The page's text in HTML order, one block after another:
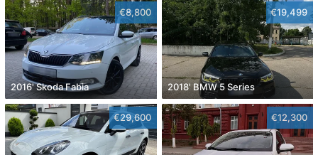
€8,800
2016' Skoda Fabia
€19,499
2018' BMW 5 Series
€29,600 €12,300